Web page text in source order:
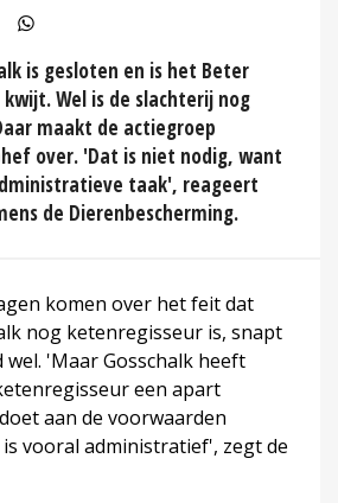
is gesloten en is het Beter
Wel is de slachterij nog
maakt de actiegroep
over. 'Dat is niet nodig, want
taak', reageert
de Dierenbescherming.
komen over het feit dat
nog ketenregisseur is, snapt
wel. 'Maar Gosschalk heeft
een apart
aan de voorwaarden
vooral administratief', zegt de